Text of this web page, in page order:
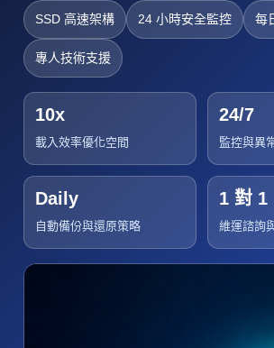
SSD 高速架構 24 小時安全監控 每
專人技術支援
10x
載入效率優化空間
24/7
監控與異
Daily
自動備份與還原策略
1 對 1
維運諮詢